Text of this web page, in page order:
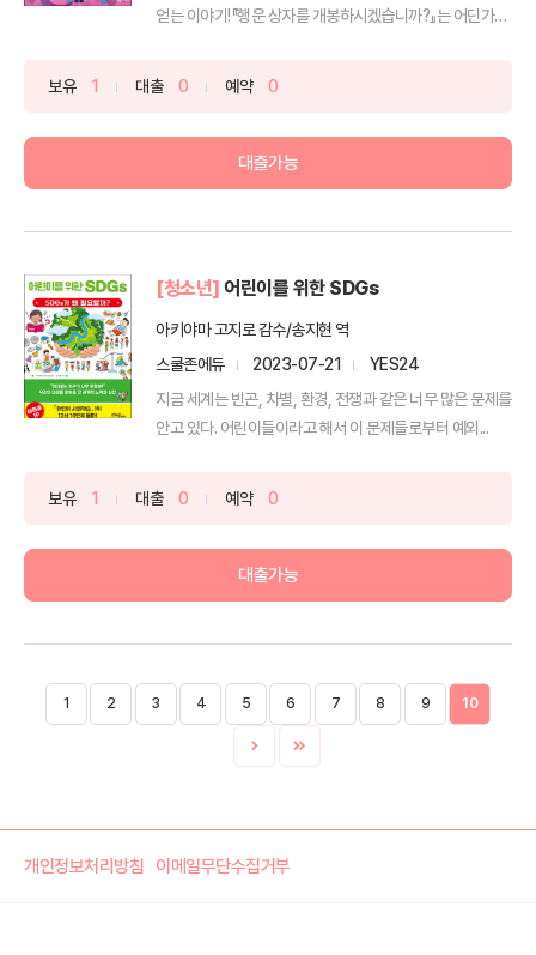
얻는 이야기!『행운 상자를 개봉하시겠습니까?』는 어딘가
보유 1 대출 0 예약 0
대출가능
[청소년] 어린이를 위한 SDGs
아키야마 고지로 감수/송지현 역
스쿨존에듀
2023-07-21
YES24
지금 세계는 빈곤, 차별, 환경, 전쟁과 같은 너무 많은 문제를
안고 있다. 어린이들이라고 해서 이 문제들로부터 예외...
보유 1 대출 0 예약 0
대출가능
1 2 3 4 5 6 7 8 9 10
개인정보처리방침 이메일무단수집거부